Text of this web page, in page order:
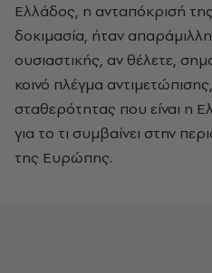
Ελλάδος, η ανταπόκρισή
δοκιμασία, ήταν
ουσιαστικής, αν θέλετε,
κοινό πλέγμα
σταθερότητας που είναι η
για το τι συμβαίνει στην
της Ευρώπης.